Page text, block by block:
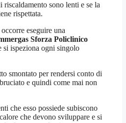
riscaldamento sono lenti e se la
rispettata.
eseguire una
Sforza Policlinico
si ispeziona ogni singolo
smontato per rendersi conto di
e quindi come mai non
che esso possiede subiscono
che devono sviluppare e si